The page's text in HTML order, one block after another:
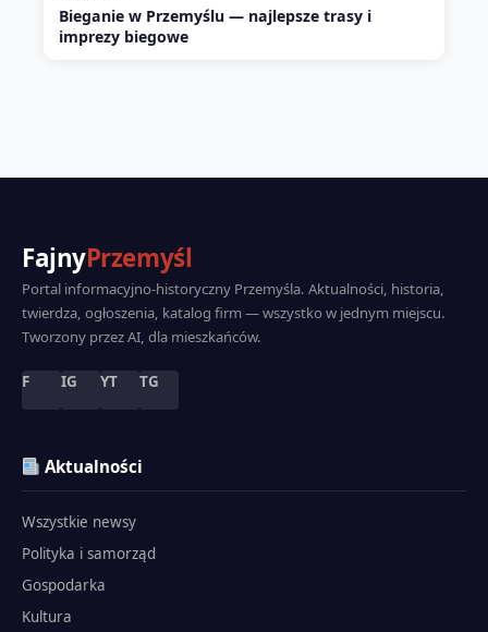
Bieganie w Przemyślu — najlepsze trasy i
imprezy biegowe
FajnyPrzemyśl
Portal informacyjno-historyczny Przemyśla. Aktualności, historia,
twierdza, ogłoszenia, katalog firm — wszystko w jednym miejscu.
Tworzony przez AI, dla mieszkańców.
F IG YT TG
Aktualności
Wszystkie newsy
Polityka i samorząd
Gospodarka
Kultura